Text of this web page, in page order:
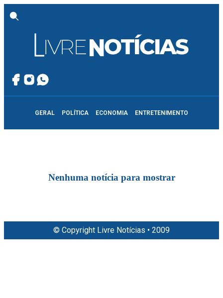
GERAL POLÍTICA ECONOMIA ENTRETENIMENTO
Nenhuma notícia para mostrar
© Copyright Livre Notícias • 2009